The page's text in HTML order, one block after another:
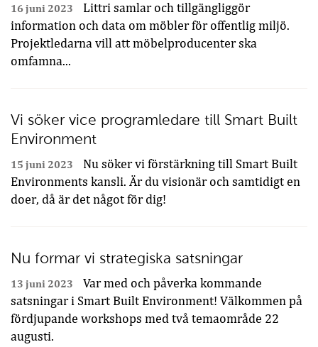
16 juni 2023
Littri samlar och tillgängliggör
information och data om möbler för offentlig miljö.
Projektledarna vill att möbelproducenter ska
omfamna...
Vi söker vice programledare till Smart Built
Environment
15 juni 2023
Nu söker vi förstärkning till Smart Built
Environments kansli. Är du visionär och samtidigt en
doer, då är det något för dig!
Nu formar vi strategiska satsningar
13 juni 2023
Var med och påverka kommande
satsningar i Smart Built Environment! Välkommen på
fördjupande workshops med två temaområde 22
augusti.